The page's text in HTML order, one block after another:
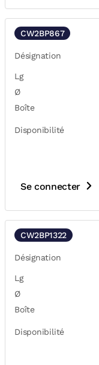
CW2BP867
Désignation
Lg
Ø
Boîte
Disponibilité
Se connecter
CW2BP1322
Désignation
Lg
Ø
Boîte
Disponibilité